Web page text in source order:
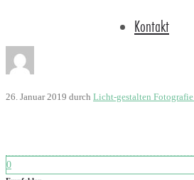
Kontakt
26. Januar 2019 durch Licht-gestalten Fotografie
0